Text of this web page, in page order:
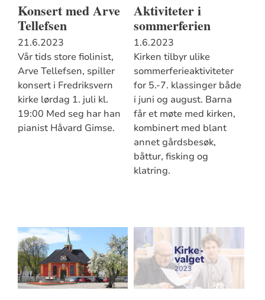
Konsert med Arve
Tellefsen
21.6.2023
Vår tids store fiolinist,
Arve Tellefsen, spiller
konsert i Fredriksvern
kirke lørdag 1. juli kl.
19:00 Med seg har han
pianist Håvard Gimse.
Aktiviteter i
sommerferien
1.6.2023
Kirken tilbyr ulike
sommerferieaktiviteter
for 5.-7. klassinger både
i juni og august. Barna
får et møte med kirken,
kombinert med blant
annet gårdsbesøk,
båttur, fisking og
klatring.